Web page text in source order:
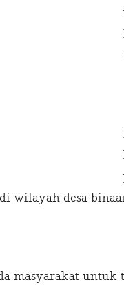
wilayah desa
masyarakat